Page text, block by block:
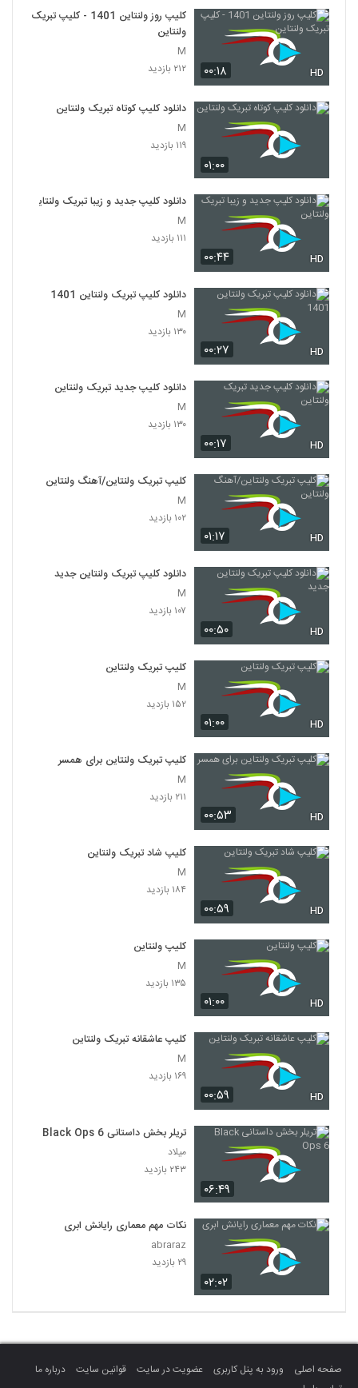
۰۰:۱۸ HD
کلیپ روز ولنتاین 1401 - کلیپ تبریک
ولنتاین
M
۲۱۲ بازدید
۰۱:۰۰
دانلود کلیپ کوتاه تبریک ولنتاین
M
۱۱۹ بازدید
۰۰:۴۴ HD
دانلود کلیپ جدید و زیبا تبریک ولنتاین
M
۱۱۱ بازدید
۰۰:۲۷ HD
دانلود کلیپ تبریک ولنتاین 1401
M
۱۳۰ بازدید
۰۰:۱۷ HD
دانلود کلیپ جدید تبریک ولنتاین
M
۱۳۰ بازدید
۰۱:۱۷ HD
کلیپ تبریک ولنتاین/آهنگ ولنتاین
M
۱۰۲ بازدید
۰۰:۵۰ HD
دانلود کلیپ تبریک ولنتاین جدید
M
۱۰۷ بازدید
۰۱:۰۰ HD
کلیپ تبریک ولنتاین
M
۱۵۲ بازدید
۰۰:۵۳ HD
کلیپ تبریک ولنتاین برای همسر
M
۲۱۱ بازدید
۰۰:۵۹ HD
کلیپ شاد تبریک ولنتاین
M
۱۸۴ بازدید
۰۱:۰۰ HD
کلیپ ولنتاین
M
۱۳۵ بازدید
۰۰:۵۹ HD
کلیپ عاشقانه تبریک ولنتاین
M
۱۶۹ بازدید
۰۶:۴۹
تریلر بخش داستانی Black Ops 6
میلاد
۲۴۳ بازدید
۰۲:۰۲
نکات مهم معماری رایانش ابری
abraraz
۲۹ بازدید
صفحه اصلی ورود به پنل کاربری عضویت در سایت قوانین سایت
درباره ما